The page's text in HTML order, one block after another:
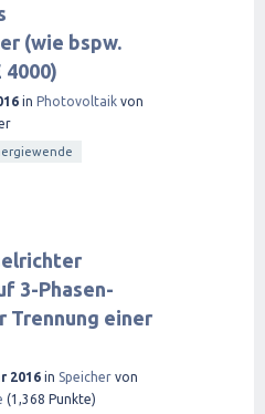
(wie bspw.
4000)
in Photovoltaik von
3-Phasen-
Trennung einer
2016 in Speicher von
(1,368 Punkte)